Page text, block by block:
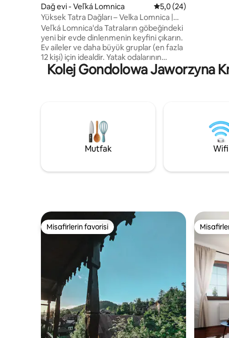
Dağ evi - Veľká Lomnica 5 üzerinden
5,0 (24)
Yüksek Tatra Dağları – Velka Lomnica |
Jacuzzi | 8 Misafir
Veľká Lomnica'da Tatraların göbeğindeki
yeni bir evde dinlenmenin keyfini çıkarın.
Ev aileler ve daha büyük gruplar (en fazla
12 kişi) için idealdir. Yatak odalarının
kapasitesi 8 misafirdir (çatı katında 4
yatak yeri daha vardır, ancak elektrikli
sunmaktadır. Mükemmel bir dinlenme
için mükemmel bir yer. Tatranska
Lomnica'daki kayak merkezine sadece 10
km uzaklıktadır.
Kolej Gondolowa Jaworzyna
Mutfak Wifi
Misafirlerin favorisi
Misafirlerin favorisi